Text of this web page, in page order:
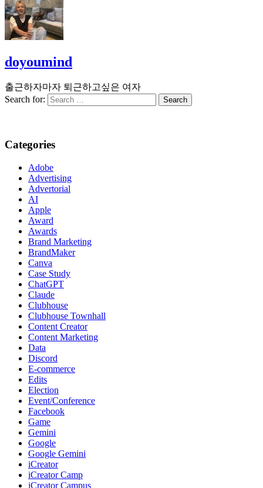
doyoumind
출근하자마자 퇴근하고싶은 여자
Search for:
Categories
Adobe
Advertising
Advertorial
AI
Apple
Award
Awards
Brand Marketing
BrandMaker
Canva
Case Study
ChatGPT
Claude
Clubhouse
Clubhouse Townhall
Content Creator
Content Marketing
Data
Discord
E-commerce
Edits
Election
Event/Conference
Facebook
Game
Gemini
Google
Google Gemini
iCreator
iCreator Camp
iCreator Campus